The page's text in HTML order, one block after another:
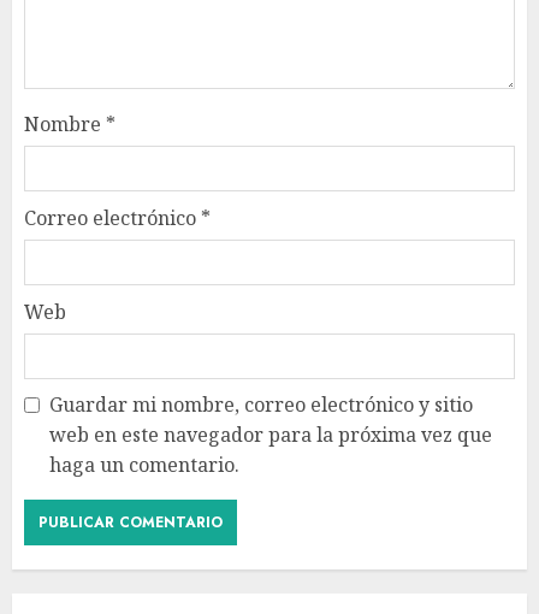
Nombre *
Correo electrónico *
Web
Guardar mi nombre, correo electrónico y sitio
web en este navegador para la próxima vez que
haga un comentario.